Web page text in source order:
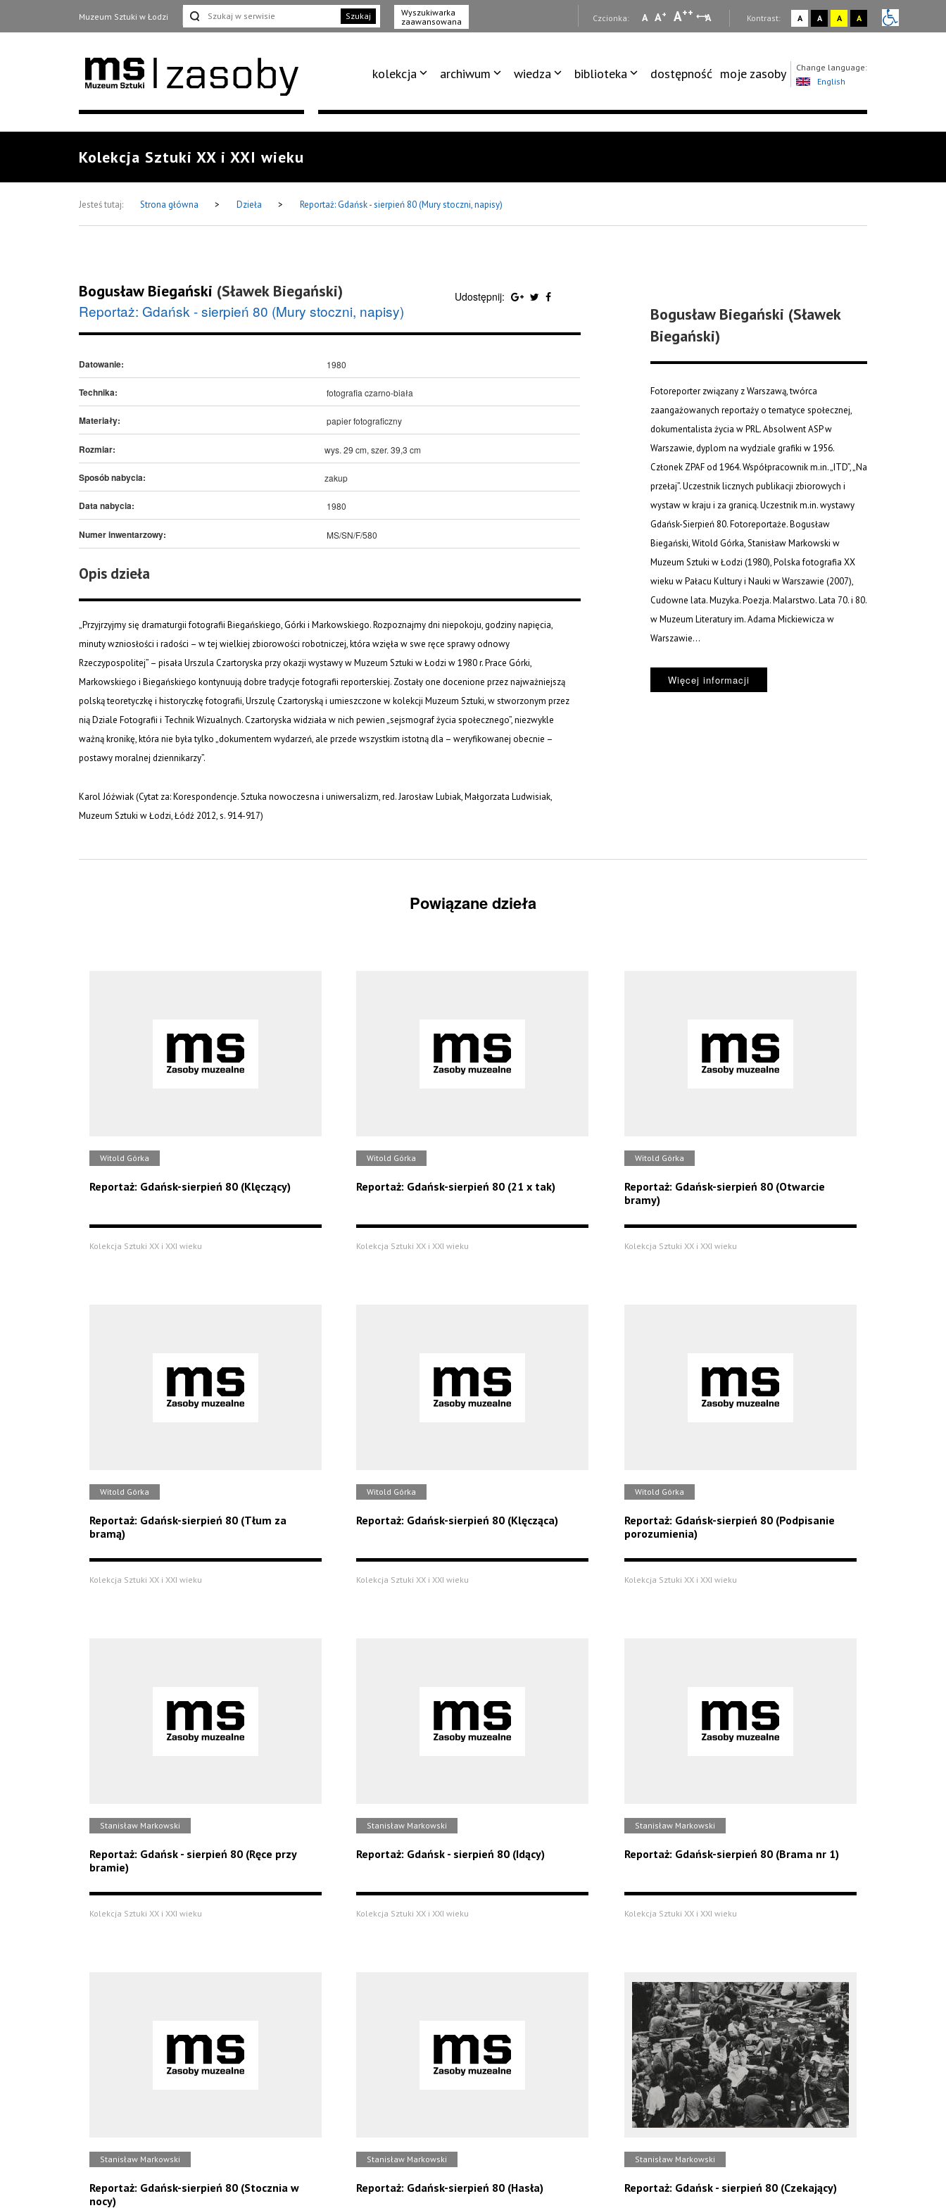
Muzeum Sztuki w Łodzi Szukaj
Wyszukiwarka
zaawansowana
Czcionka: A A+ A++ A Kontrast: A A A A
kolekcja archiwum wiedza biblioteka dostępność moje zasoby
Change language:
English
Kolekcja Sztuki XX i XXI wieku
Jesteś tutaj: Strona główna > Dzieła > Reportaż: Gdańsk - sierpień 80 (Mury stoczni, napisy)
Bogusław Biegański (Sławek Biegański)
Reportaż: Gdańsk - sierpień 80 (Mury stoczni, napisy)
Udostępnij:
Datowanie: 1980
Technika: fotografia czarno-biała
Materiały: papier fotograficzny
Rozmiar: wys. 29 cm, szer. 39,3 cm
Sposób nabycia: zakup
Data nabycia: 1980
Numer inwentarzowy: MS/SN/F/580
Opis dzieła
„Przyjrzyjmy się dramaturgii fotografii Biegańskiego, Górki i Markowskiego. Rozpoznajmy dni niepokoju, godziny napięcia,
minuty wzniosłości i radości – w tej wielkiej zbiorowości robotniczej, która wzięła w swe ręce sprawy odnowy
Rzeczypospolitej” – pisała Urszula Czartoryska przy okazji wystawy w Muzeum Sztuki w Łodzi w 1980 r. Prace Górki,
Markowskiego i Biegańskiego kontynuują dobre tradycje fotografii reporterskiej. Zostały one docenione przez najważniejszą
polską teoretyczkę i historyczkę fotografii, Urszulę Czartoryską i umieszczone w kolekcji Muzeum Sztuki, w stworzonym przez
nią Dziale Fotografii i Technik Wizualnych. Czartoryska widziała w nich pewien „sejsmograf życia społecznego”, niezwykle
ważną kronikę, która nie była tylko „dokumentem wydarzeń, ale przede wszystkim istotną dla – weryfikowanej obecnie –
postawy moralnej dziennikarzy”.
Karol Jóźwiak (Cytat za: Korespondencje. Sztuka nowoczesna i uniwersalizm, red. Jarosław Lubiak, Małgorzata Ludwisiak,
Muzeum Sztuki w Łodzi, Łódź 2012, s. 914-917)
Bogusław Biegański (Sławek
Biegański)
Fotoreporter związany z Warszawą, twórca
zaangażowanych reportaży o tematyce społecznej,
dokumentalista życia w PRL. Absolwent ASP w
Warszawie, dyplom na wydziale grafiki w 1956.
Członek ZPAF od 1964. Współpracownik m.in. „ITD”, „Na
przełaj”. Uczestnik licznych publikacji zbiorowych i
wystaw w kraju i za granicą. Uczestnik m.in. wystawy
Gdańsk-Sierpień 80. Fotoreportaże. Bogusław
Biegański, Witold Górka, Stanisław Markowski w
Muzeum Sztuki w Łodzi (1980), Polska fotografia XX
wieku w Pałacu Kultury i Nauki w Warszawie (2007),
Cudowne lata. Muzyka. Poezja. Malarstwo. Lata 70. i 80.
w Muzeum Literatury im. Adama Mickiewicza w
Warszawie...
Więcej informacji
Powiązane dzieła
Witold Górka
Reportaż: Gdańsk-sierpień 80 (Klęczący)
Kolekcja Sztuki XX i XXI wieku
Witold Górka
Reportaż: Gdańsk-sierpień 80 (21 x tak)
Kolekcja Sztuki XX i XXI wieku
Witold Górka
Reportaż: Gdańsk-sierpień 80 (Otwarcie
bramy)
Kolekcja Sztuki XX i XXI wieku
Witold Górka
Reportaż: Gdańsk-sierpień 80 (Tłum za
bramą)
Kolekcja Sztuki XX i XXI wieku
Witold Górka
Reportaż: Gdańsk-sierpień 80 (Klęcząca)
Kolekcja Sztuki XX i XXI wieku
Witold Górka
Reportaż: Gdańsk-sierpień 80 (Podpisanie
porozumienia)
Kolekcja Sztuki XX i XXI wieku
Stanisław Markowski
Reportaż: Gdańsk - sierpień 80 (Ręce przy
bramie)
Kolekcja Sztuki XX i XXI wieku
Stanisław Markowski
Reportaż: Gdańsk - sierpień 80 (Idący)
Kolekcja Sztuki XX i XXI wieku
Stanisław Markowski
Reportaż: Gdańsk-sierpień 80 (Brama nr 1)
Kolekcja Sztuki XX i XXI wieku
Stanisław Markowski
Reportaż: Gdańsk-sierpień 80 (Stocznia w
nocy)
Stanisław Markowski
Reportaż: Gdańsk-sierpień 80 (Hasła)
Stanisław Markowski
Reportaż: Gdańsk - sierpień 80 (Czekający)